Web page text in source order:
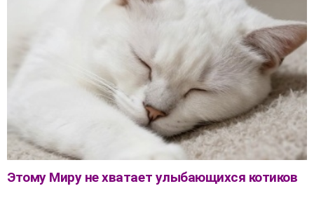
Этому Миру не хватает улыбающихся котиков